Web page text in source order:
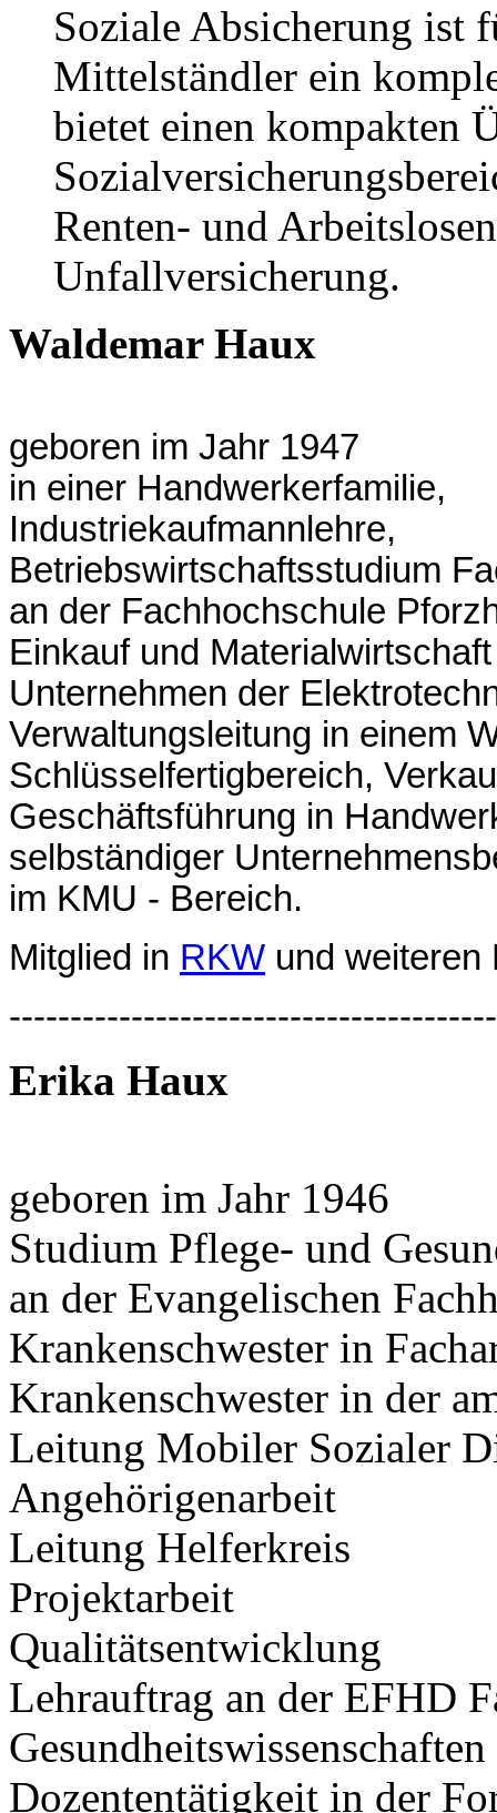
Soziale Absicherung ist
Mittelständler ein
bietet einen kompakten
Renten- und
Unfallversicherung.
Waldemar Haux
geboren im Jahr 1947
in einer Handwerkerfamilie,
Industriekaufmannlehre,
Betriebswirtschaftsstudium
an der Fachhochschule
Einkauf und
Unternehmen der
Verwaltungsleitung in einem
Schlüsselfertigbereich,
Geschäftsführung in
selbständiger
im KMU - Bereich.
Mitglied in RKW und weiteren
Erika Haux
geboren im Jahr 1946
Studium Pflege- und
an der Evangelischen
Krankenschwester in
Krankenschwester in der
Leitung Mobiler Sozialer
Angehörigenarbeit
Leitung Helferkreis
Projektarbeit
Qualitätsentwicklung
Lehrauftrag an der EFHD
Gesundheitswissenschaften
Dozententätigkeit in der